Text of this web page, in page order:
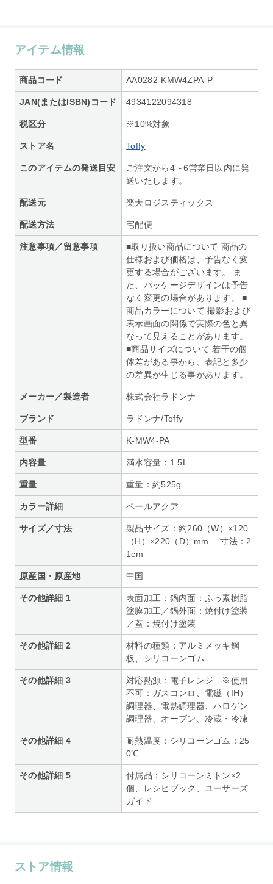
アイテム情報
商品コード AA0282-KMW4ZPA-P
JAN(またはISBN)コード 4934122094318
税区分 ※10%対象
ストア名 Toffy
このアイテムの発送目安
ご注文から4～6営業日以内に発
送いたします。
配送元 楽天ロジスティックス
配送方法 宅配便
注意事項／留意事項
■取り扱い商品について 商品の
仕様および価格は、予告なく変
更する場合がございます。 ま
た、パッケージデザインは予告
なく変更の場合があります。 ■
商品カラーについて 撮影および
表示画面の関係で実際の色と異
なって見えることがあります。
■商品サイズについて 若干の個
体差がある事から、表記と多少
の差異が生じる事があります。
メーカー／製造者 株式会社ラドンナ
ブランド ラドンナ/Toffy
型番 K-MW4-PA
内容量 満水容量：1.5L
重量 重量：約525g
カラー詳細 ペールアクア
サイズ／寸法
製品サイズ：約260（W）×120
（H）×220（D）mm 寸法：2
1cm
原産国・原産地 中国
その他詳細 1
表面加工：鍋内面：ふっ素樹脂
塗膜加工／鍋外面：焼付け塗装
／蓋：焼付け塗装
その他詳細 2
材料の種類：アルミメッキ鋼
板、シリコーンゴム
その他詳細 3
対応熱源：電子レンジ ※使用
不可：ガスコンロ、電磁（IH）
調理器、電熱調理器、ハロゲン
調理器、オーブン、冷蔵・冷凍
その他詳細 4
耐熱温度：シリコーンゴム：25
0℃
その他詳細 5
付属品：シリコーンミトン×2
個、レシピブック、ユーザーズ
ガイド
ストア情報